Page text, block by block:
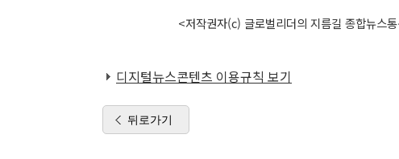
<저작권자(c) 글로벌리더의 지름길 종합뉴
디지털뉴스콘텐츠 이용규칙 보기
뒤로가기